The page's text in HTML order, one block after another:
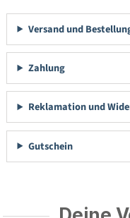
Versand und
Zahlung
Reklamation und
Gutschein